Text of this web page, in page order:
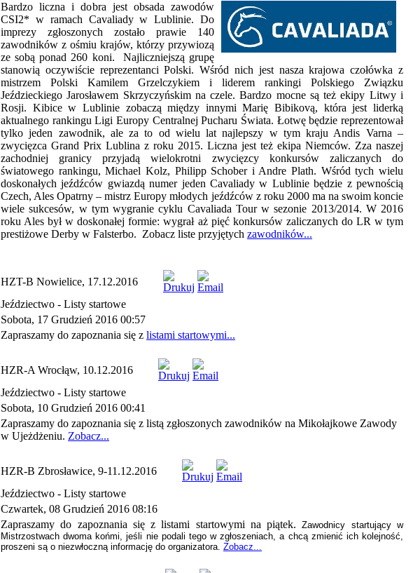
Bardzo liczna i dobra jest obsada zawodów
CSI2* w ramach Cavaliady w Lublinie. Do
imprezy zgłoszonych zostało prawie 140
zawodników z ośmiu krajów, którzy przywiozą
ze sobą ponad 260 koni. Najliczniejszą grupę
stanowią oczywiście reprezentanci Polski. Wśród nich jest nasza krajowa czołówka z
mistrzem Polski Kamilem Grzelczykiem i liderem rankingi Polskiego Związku
Jeździeckiego Jarosławem Skrzyczyńskim na czele. Bardzo mocne są też ekipy Litwy i
Rosji. Kibice w Lublinie zobaczą między innymi Marię Bibikovą, która jest liderką
aktualnego rankingu Ligi Europy Centralnej Pucharu Świata. Łotwę będzie reprezentował
tylko jeden zawodnik, ale za to od wielu lat najlepszy w tym kraju Andis Varna –
zwycięzca Grand Prix Lublina z roku 2015. Liczna jest też ekipa Niemców. Zza naszej
zachodniej granicy przyjadą wielokrotni zwycięzcy konkursów zaliczanych do
światowego rankingu, Michael Kolz, Philipp Schober i Andre Plath. Wśród tych wielu
doskonałych jeźdźców gwiazdą numer jeden Cavaliady w Lublinie będzie z pewnością
Czech, Ales Opatrny – mistrz Europy młodych jeźdźców z roku 2000 ma na swoim koncie
wiele sukcesów, w tym wygranie cyklu Cavaliada Tour w sezonie 2013/2014. W 2016
roku Ales był w doskonałej formie: wygrał aż pięć konkursów zaliczanych do LR w tym
prestiżowe Derby w Falsterbo. Zobacz liste przyjętych zawodników...
HZT-B Nowielice, 17.12.2016
Jeździectwo - Listy startowe
Sobota, 17 Grudzień 2016 00:57
Zapraszamy do zapoznania się z listami startowymi...
HZR-A Wrocłąw, 10.12.2016
Jeździectwo - Listy startowe
Sobota, 10 Grudzień 2016 00:41
Zapraszamy do zapoznania się z listą zgłoszonych zawodników na Mikołajkowe Zawody
w Ujeżdżeniu. Zobacz...
HZR-B Zbrosławice, 9-11.12.2016
Jeździectwo - Listy startowe
Czwartek, 08 Grudzień 2016 08:16
Zapraszamy do zapoznania się z listami startowymi na piątek.Zawodnicy startujący w
Mistrzostwach dwoma końmi, jeśli nie podali tego w zgłoszeniach, a chcą zmienić ich kolejność,
proszeni są o niezwłoczną informację do organizatora. Zobacz...